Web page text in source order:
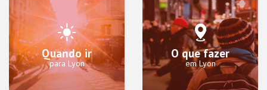
Quando ir
para Lyon
O que fazer
em Lyon